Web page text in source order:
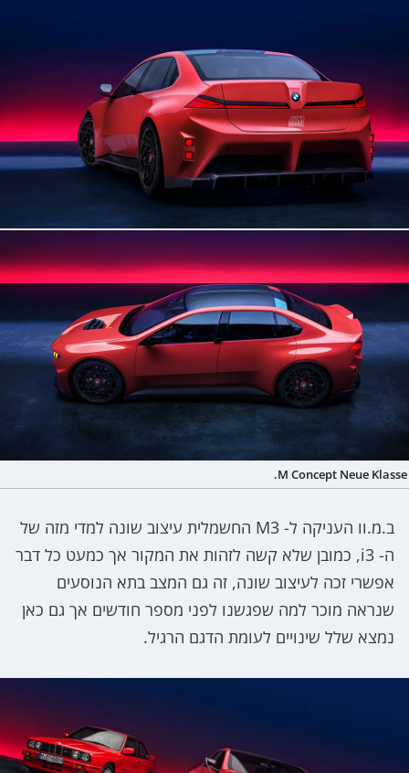
M Concept Neue Klasse.
ב.מ.וו העניקה ל- M3 החשמלית עיצוב שונה למדי מזה של
ה- i3, כמובן שלא קשה לזהות את המקור אך כמעט כל דבר
אפשרי זכה לעיצוב שונה, זה גם המצב בתא הנוסעים
שנראה מוכר למה שפגשנו לפני מספר חודשים אך גם כאן
נמצא שלל שינויים לעומת הדגם הרגיל.